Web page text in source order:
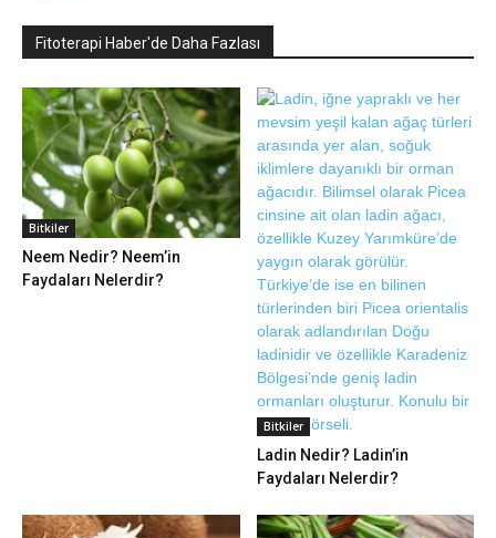
Fitoterapi Haber'de Daha Fazlası
Bitkiler
Neem Nedir? Neem’in
Faydaları Nelerdir?
Bitkiler
Ladin Nedir? Ladin’in
Faydaları Nelerdir?